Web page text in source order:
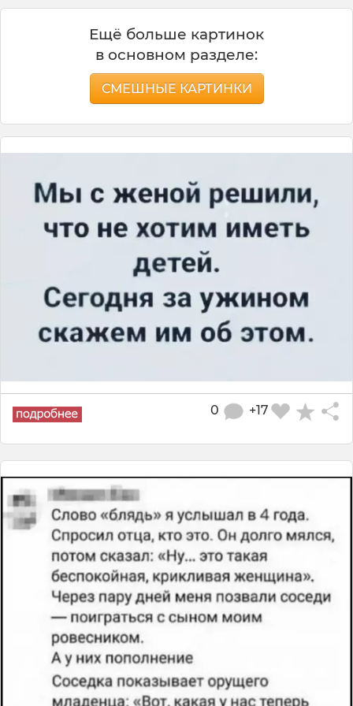
Ещё больше картинок
в основном разделе:
СМЕШНЫЕ КАРТИНКИ
+17
0